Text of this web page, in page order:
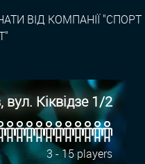
ВІД КОМПАНІЇ "СПОРТ
вул. Кіквідзе 1/2
3 - 15 players